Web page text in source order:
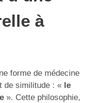
à
forme de médecine
de similitude : « le
». Cette philosophie,